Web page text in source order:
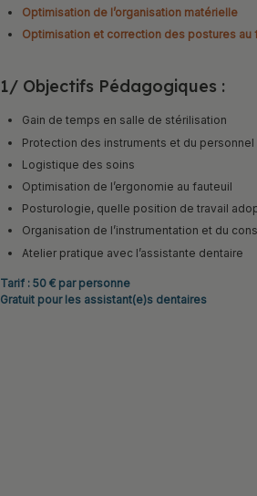
Optimisation de l’organisation matérielle
Optimisation et correction des postures au
1/ Objectifs Pédagogiques :
Gain de temps en salle de stérilisation
Protection des instruments et du personnel
Logistique des soins
Optimisation de l’ergonomie au fauteuil
Posturologie, quelle position de travail
Organisation de l’instrumentation et du
Atelier pratique avec l’assistante dentaire
Tarif : 50 € par personne
Gratuit pour les assistant(e)s dentaires